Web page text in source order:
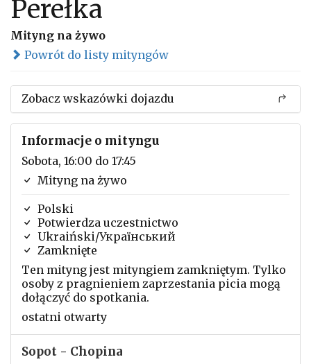
Perełka
Mityng na żywo
Powrót do listy mityngów
Zobacz wskazówki dojazdu
Informacje o mityngu
Sobota, 16:00 do 17:45
Mityng na żywo
Polski
Potwierdza uczestnictwo
Ukraiński/Український
Zamknięte
Ten mityng jest mityngiem zamkniętym. Tylko
osoby z pragnieniem zaprzestania picia mogą
dołączyć do spotkania.
ostatni otwarty
Sopot - Chopina